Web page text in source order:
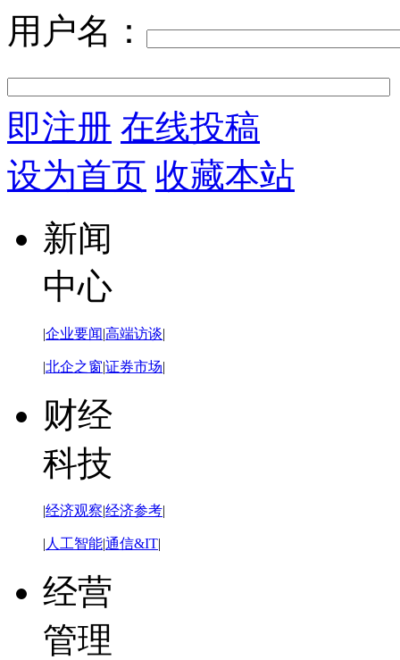
用户名：
即注册 在线投稿
设为首页 收藏本站
新闻
中心
|企业要闻|高端访谈|
|北企之窗|证券市场|
财经
科技
|经济观察|经济参考|
| 人工智能|通信&IT|
经营
管理